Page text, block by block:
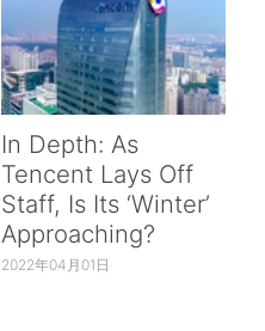
In Depth: As
Tencent Lays Off
Staff, Is Its ‘Winter’
Approaching?
2022年04月01日